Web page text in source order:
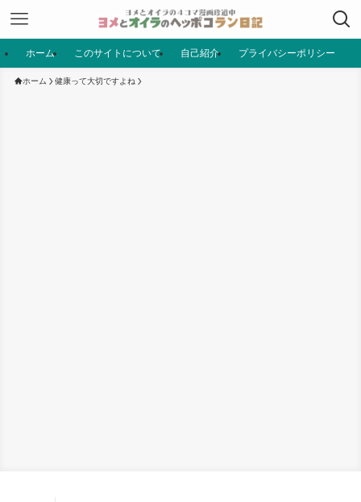
ホーム このサイトについて 自己紹介 プライバシーポリシー
ホーム 健康って大切ですよね